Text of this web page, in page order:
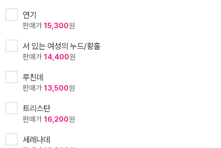
연기
판매가 15,300원
서 있는 여성의 누드/황홀
판매가 14,400원
루친데
판매가 13,500원
트리스탄
판매가 16,200원
세레나데